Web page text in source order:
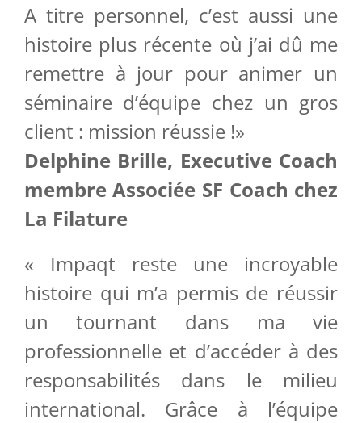
A titre personnel, c’est aussi une
histoire plus récente où j’ai dû me
remettre à jour pour animer un
séminaire d’équipe chez un gros
client : mission réussie !»
Delphine Brille, Executive Coach
membre Associée SF Coach chez
La Filature
« Impaqt reste une incroyable
histoire qui m’a permis de réussir
un tournant dans ma vie
professionnelle et d’accéder à des
responsabilités dans le milieu
international. Grâce à l’équipe